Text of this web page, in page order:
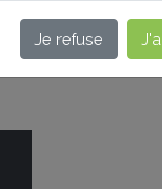
Je refuse